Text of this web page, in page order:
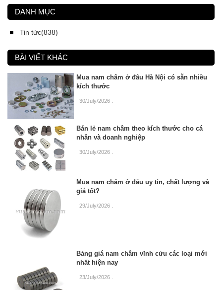
DANH MỤC
Tin tức(838)
BÀI VIẾT KHÁC
Mua nam châm ở đâu Hà Nội có sẵn nhiều
kích thước
30/July/2026
Bán lẻ nam châm theo kích thước cho cá
nhân và doanh nghiệp
30/July/2026 .
Mua nam châm ở đâu uy tín, chất lượng và
giá tốt?
29/July/2026
Bảng giá nam châm vĩnh cửu các loại mới
nhất hiện nay
23/July/2026